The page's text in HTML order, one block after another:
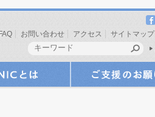
FAQ お問い合わせ アクセス サイトマップ